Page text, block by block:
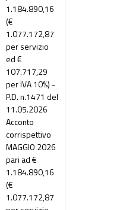
1.184.890,16
(€
1.077.172,87
per servizio
ed €
107.717,29
per IVA 10%) -
P.D. n.1471 del
11.05.2026
Acconto
corrispettivo
MAGGIO 2026
pari ad €
1.184.890,16
(€
1.077.172,87